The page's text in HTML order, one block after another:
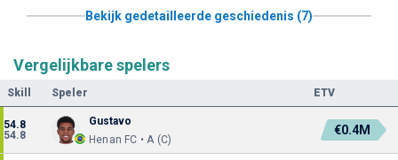
Bekijk gedetailleerde geschiedenis (7)
Vergelijkbare spelers
Skill Speler ETV
54.8
54.8
Gustavo
Henan FC • A (C)
€0.4M